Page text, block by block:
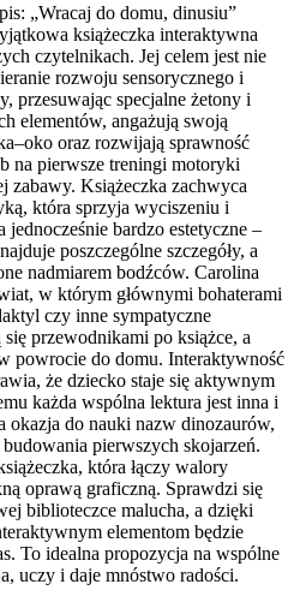
„Wracaj do domu, dinusiu”
książeczka interaktywna
czytelnikach. Jej celem jest nie
rozwoju sensorycznego i
przesuwając specjalne żetony i
elementów, angażują swoją
oraz rozwijają sprawność
na pierwsze treningi motoryki
zabawy. Książeczka zachwyca
która sprzyja wyciszeniu i
jednocześnie bardzo estetyczne –
poszczególne szczegóły, a
nadmiarem bodźców. Carolina
w którym głównymi bohaterami
czy inne sympatyczne
przewodnikami po książce, a
powrocie do domu. Interaktywność
że dziecko staje się aktywnym
każda wspólna lektura jest inna i
okazja do nauki nazw dinozaurów,
pierwszych skojarzeń.
która łączy walory
oprawą graficzną. Sprawdzi się
biblioteczce malucha, a dzięki
elementom będzie
To idealna propozycja na wspólne
uczy i daje mnóstwo radości.